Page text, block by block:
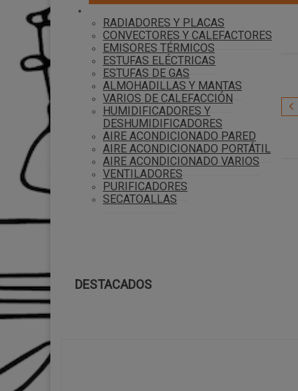
RADIADORES Y PLACAS
CONVECTORES Y CALEFACTORES
EMISORES TÉRMICOS
ESTUFAS ELÉCTRICAS
ESTUFAS DE GAS
ALMOHADILLAS Y MANTAS
VARIOS DE CALEFACCIÓN
HUMIDIFICADORES Y
DESHUMIDIFICADORES
AIRE ACONDICIONADO PARED
AIRE ACONDICIONADO PORTÁTIL
AIRE ACONDICIONADO VARIOS
VENTILADORES
PURIFICADORES
SECATOALLAS
DESTACADOS